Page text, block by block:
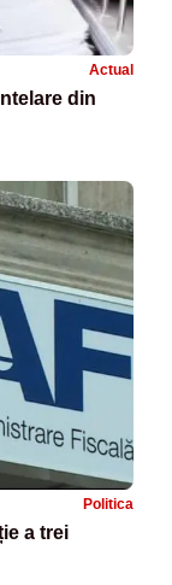
Actual
din
Politica
a trei